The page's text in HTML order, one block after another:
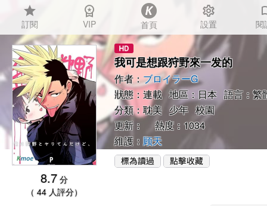
star
訂閱
workspace_premium
VIP 首頁
settings
設置 閱
8.7 分
（ 44 人評分）
我可是想跟狩野來一发的
作者：ブロイラーG
狀態：連載 地區：日本 語言：繁
分類：耽美 少年 校園
更新： 熱度：1034
維護：顾天